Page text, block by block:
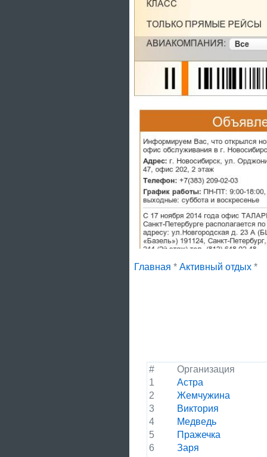
Главная * Активный отдых *
#
Организация
1
Астра
2
Жемчужина
3
Виктория
4
Медведь
5
Пражечка
6
Заря